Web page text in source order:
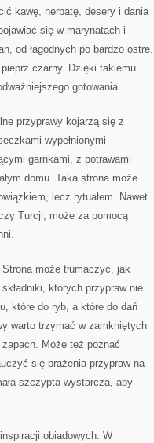
kawę, herbatę, desery i dania
się w marynatach i
od łagodnych po bardzo ostre.
czarny. Dzięki takiemu
gotowania.
przyprawy kojarzą się z
wypełnionymi
garnkami, z potrawami
domu. Taka strona może
lecz rytuałem. Nawet
Turcji, może za pomocą
może tłumaczyć, jak
których przypraw nie
które do ryb, a które do dań
warto trzymać w zamkniętych
zapach. Może też poznać
się prażenia przypraw na
szczypta wystarcza, aby
obiadowych. W